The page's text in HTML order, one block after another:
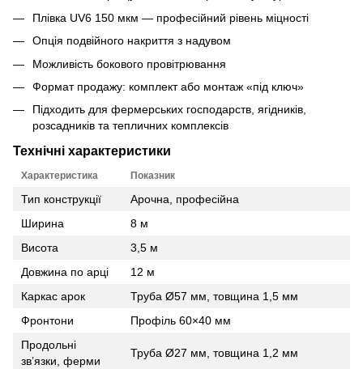
Плівка UV6 150 мкм — професійний рівень міцності
Опція подвійного накриття з надувом
Можливість бокового провітрювання
Формат продажу: комплект або монтаж «під ключ»
Підходить для фермерських господарств, ягідників,
розсадників та тепличних комплексів
Технічні характеристики
Характеристика Показник
Тип конструкції
Арочна, професійна
Ширина
8 м
Висота
3,5 м
Довжина по арці
12 м
Каркас арок
Труба Ø57 мм, товщина 1,5 мм
Фронтони
Профіль 60×40 мм
Продольні
зв’язки, ферми
Труба Ø27 мм, товщина 1,2 мм